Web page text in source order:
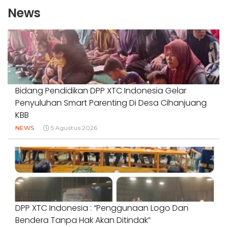
News
Bidang Pendidikan DPP XTC Indonesia Gelar
Penyuluhan Smart Parenting Di Desa Cihanjuang
KBB
NEWS 5 Agustus 2026
DPP XTC Indonesia : “Penggunaan Logo Dan
Bendera Tanpa Hak Akan Ditindak”